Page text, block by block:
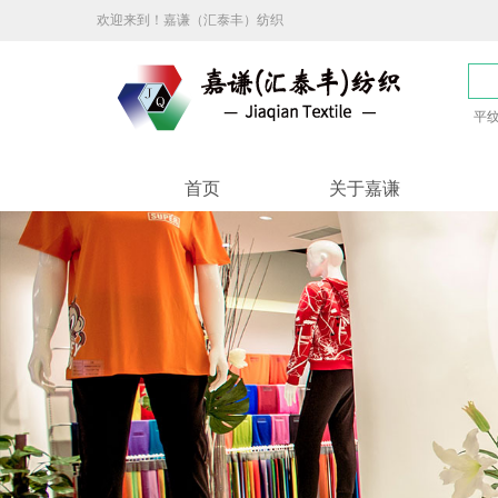
欢迎来到！嘉谦（汇泰丰）纺织
平
首页 关于嘉谦